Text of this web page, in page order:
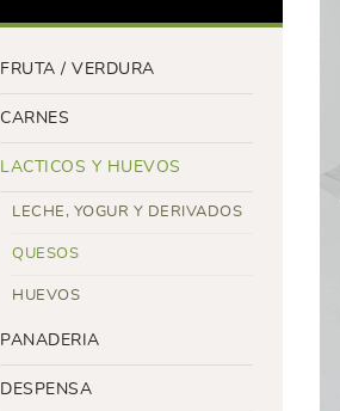
FRUTA / VERDURA
CARNES
LACTICOS Y HUEVOS
LECHE, YOGUR Y DERIVADOS
QUESOS
HUEVOS
PANADERIA
DESPENSA